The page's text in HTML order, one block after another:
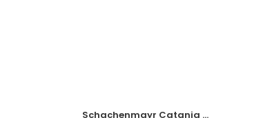
Schachenmayr Catania ...